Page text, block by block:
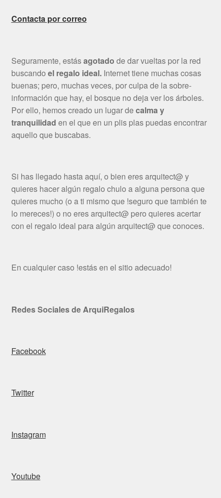
Contacta por correo
Seguramente, estásagotado de dar vueltas por la red
buscando el regalo ideal.Internet tiene muchas cosas
buenas; pero, muchas veces, por culpa de la sobre-
información que hay, el bosque no deja ver los árboles.
Por ello, hemos creado un lugar decalma y
tranquilidad en el que en un plis plas puedas encontrar
aquello que buscabas.
Si has llegado hasta aquí, o bien eres arquitect@ y
quieres hacer algún regalo chulo a alguna persona que
quieres mucho (o a ti mismo que !seguro que también te
lo mereces!) o no eres arquitect@ pero quieres acertar
con el regalo ideal para algún arquitect@ que conoces.
En cualquier caso !estás en el sitio adecuado!
Redes Sociales de ArquiRegalos
Facebook
Twitter
Instagram
Youtube